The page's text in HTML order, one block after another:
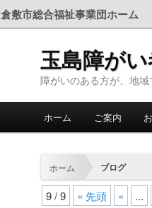
倉敷市総合福祉事業団ホーム
玉島障が
障がいのある方が、地域
メ
ン
サ
コ
ホーム ご案内
ホーム ブログ
9 / 9 « 先頭 « ...